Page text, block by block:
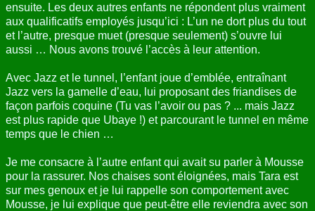
ensuite. Les deux autres enfants ne répondent plus vraiment
aux qualificatifs employés jusqu’ici : L’un ne dort plus du tout
et l’autre, presque muet (presque seulement) s’ouvre lui
aussi … Nous avons trouvé l’accès à leur attention.
Avec Jazz et le tunnel, l’enfant joue d’emblée, entraînant
Jazz vers la gamelle d’eau, lui proposant des friandises de
façon parfois coquine (Tu vas l’avoir ou pas ? ... mais Jazz
est plus rapide que Ubaye !) et parcourant le tunnel en même
temps que le chien …
Je me consacre à l’autre enfant qui avait su parler à Mousse
pour la rassurer. Nos chaises sont éloignées, mais Tara est
sur mes genoux et je lui rappelle son comportement avec
Mousse, je lui explique que peut-être elle reviendra avec son